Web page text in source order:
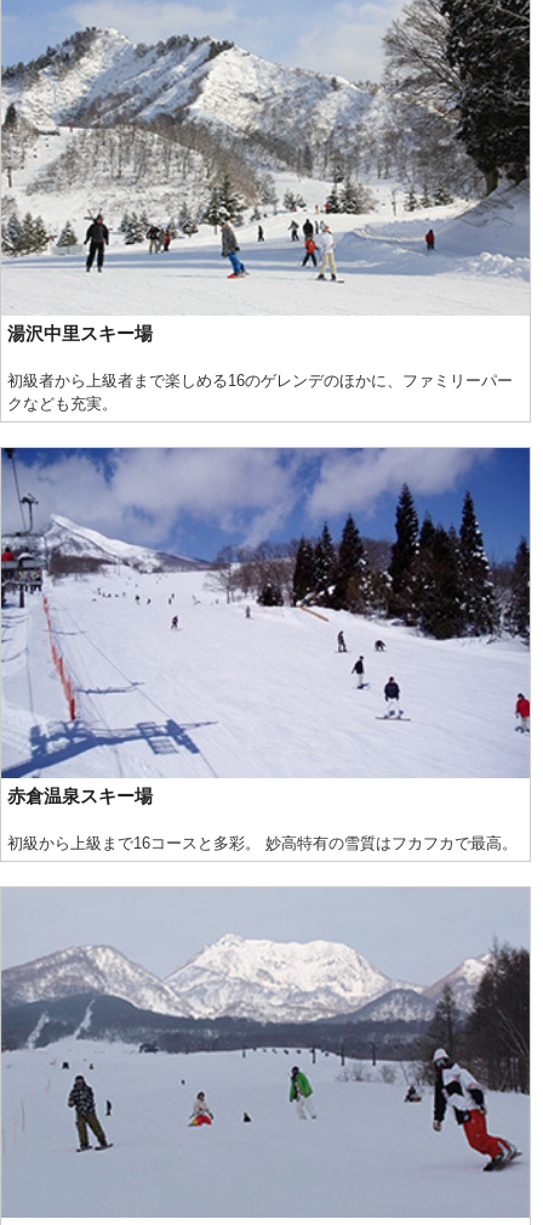
湯沢中里スキー場
初級者から上級者まで楽しめる16のゲレンデのほかに、ファミリーパー
クなども充実。
赤倉温泉スキー場
初級から上級まで16コースと多彩。 妙高特有の雪質はフカフカで最高。